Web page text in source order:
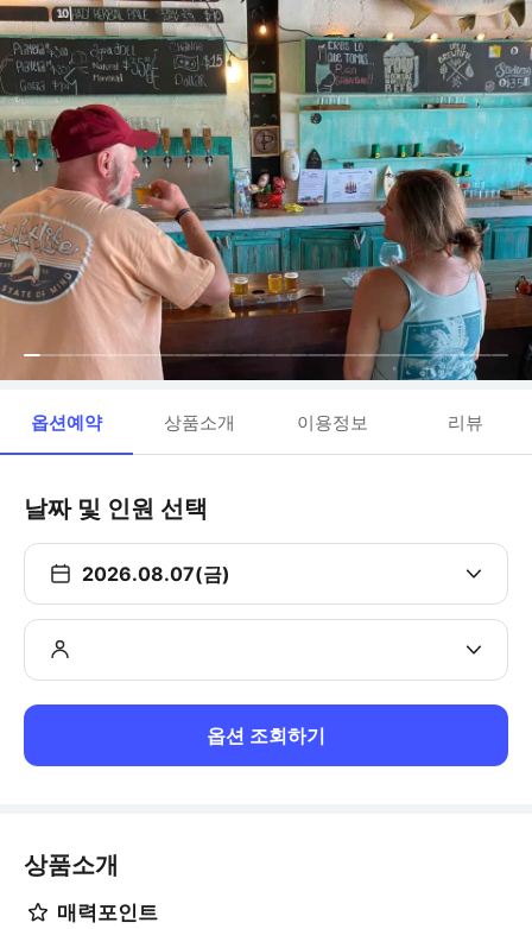
옵션예약 상품소개 이용정보 리뷰
날짜 및 인원 선택
2026.08.07(금)
옵션 조회하기
상품소개
매력포인트